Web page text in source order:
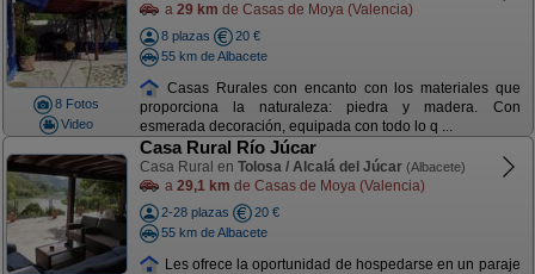
8 Fotos
Video
a 29 km de Casas de Moya (Valencia)
8 plazas
20 €
55 km de Albacete
Casas Rurales con encanto con los materiales que
proporciona la naturaleza: piedra y madera. Con
esmerada decoración, equipada con todo lo q ...
Casa Rural Río Júcar
Casa Rural en Tolosa / Alcalá del Júcar (Albacete)
a 29,1 km de Casas de Moya (Valencia)
2-28 plazas
20 €
55 km de Albacete
Les ofrece la oportunidad de hospedarse en un paraje